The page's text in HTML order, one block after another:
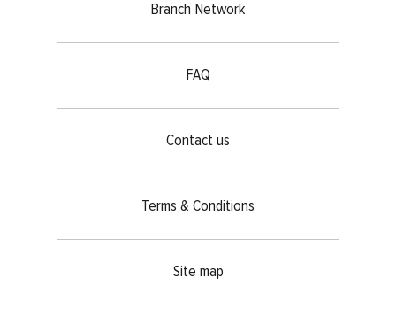
Branch Network
FAQ
Contact us
Terms & Conditions
Site map